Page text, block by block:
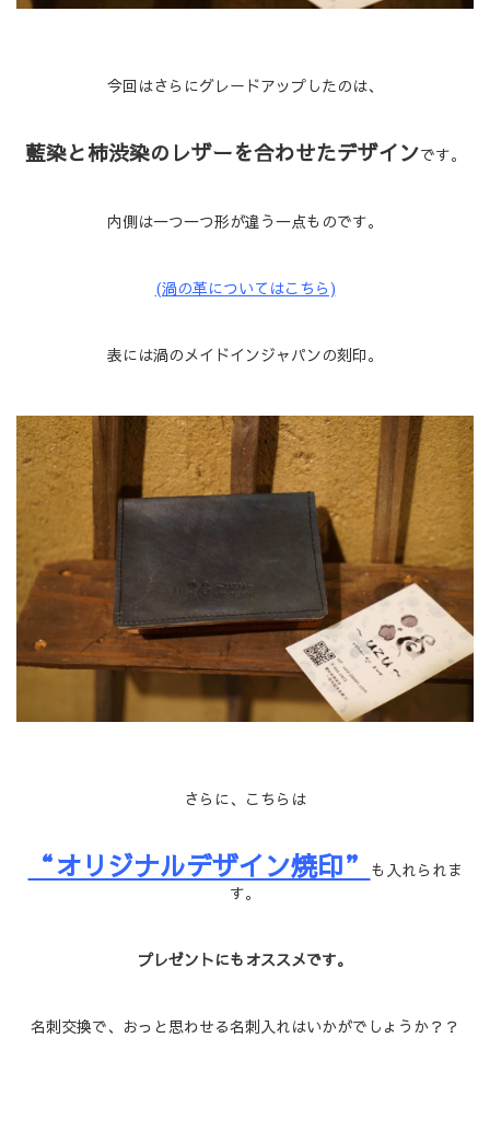
今回はさらにグレードアップしたのは、
藍染と柿渋染のレザーを合わせたデザインです。
内側は一つ一つ形が違う一点ものです。
(渦の革についてはこちら)
表には渦のメイドインジャパンの刻印。
さらに、こちらは
“オリジナルデザイン焼印”
も入れられま
す。
プレゼントにもオススメです。
名刺交換で、おっと思わせる名刺入れはいかがでしょうか？？